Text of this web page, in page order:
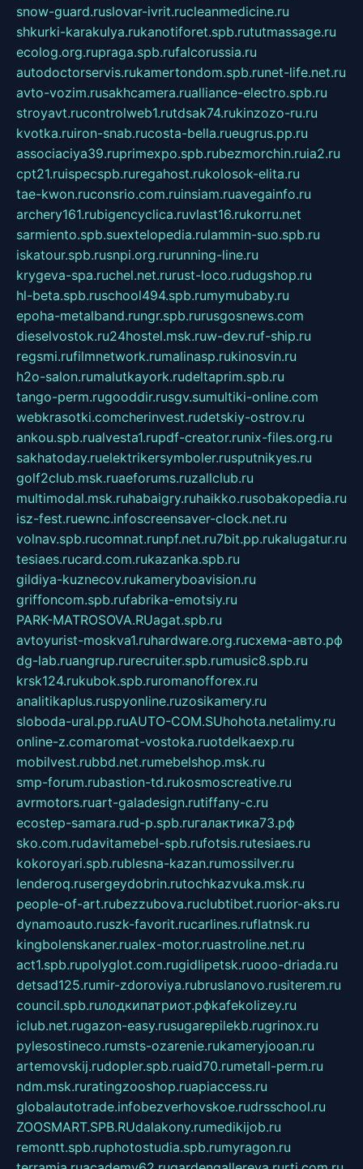
snow-guard.ruslovar-ivrit.rucleanmedicine.ru
shkurki-karakulya.rukanotiforet.spb.rututmassage.ru
ecolog.org.rupraga.spb.rufalcorussia.ru
autodoctorservis.rukamertondom.spb.runet-life.net.ru
avto-vozim.rusakhcamera.rualliance-electro.spb.ru
stroyavt.rucontrolweb1.rutdsak74.rukinzozo-ru.ru
kvotka.ruiron-snab.rucosta-bella.rueugrus.pp.ru
associaciya39.ruprimexpo.spb.rubezmorchin.ruia2.ru
cpt21.ruispecspb.ruregahost.rukolosok-elita.ru
tae-kwon.ruconsrio.com.ruinsiam.ruavegainfo.ru
archery161.rubigencyclica.ruvlast16.rukorru.net
sarmiento.spb.suextelopedia.rulammin-suo.spb.ru
iskatour.spb.rusnpi.org.rurunning-line.ru
krygeva-spa.ruchel.net.rurust-loco.rudugshop.ru
hl-beta.spb.ruschool494.spb.rumymubaby.ru
epoha-metalband.rungr.spb.rurusgosnews.com
dieselvostok.ru24hostel.msk.ruw-dev.ruf-ship.ru
regsmi.rufilmnetwork.rumalinasp.rukinosvin.ru
h2o-salon.rumalutkayork.rudeltaprim.spb.ru
tango-perm.rugooddir.rusgv.sumultiki-online.com
webkrasotki.comcherinvest.rudetskiy-ostrov.ru
ankou.spb.rualvesta1.rupdf-creator.runix-files.org.ru
sakhatoday.ruelektrikersymboler.rusputnikyes.ru
golf2club.msk.ruaeforums.ruzallclub.ru
multimodal.msk.ruhabaigry.ruhaikko.rusobakopedia.ru
isz-fest.ruewnc.infoscreensaver-clock.net.ru
volnav.spb.rucomnat.runpf.net.ru7bit.pp.rukalugatur.ru
tesiaes.rucard.com.rukazanka.spb.ru
gildiya-kuznecov.rukameryboavision.ru
griffoncom.spb.rufabrika-emotsiy.ru
PARK-MATROSOVA.RUagat.spb.ru
avtoyurist-moskva1.ruhardware.org.ruсхема-авто.рф
dg-lab.ruangrup.rurecruiter.spb.rumusic8.spb.ru
krsk124.rukubok.spb.ruromanofforex.ru
analitikaplus.ruspyonline.ruzosikamery.ru
sloboda-ural.pp.ruAUTO-COM.SUhohota.netalimy.ru
online-z.comaromat-vostoka.ruotdelkaexp.ru
mobilvest.rubbd.net.rumebelshop.msk.ru
smp-forum.rubastion-td.rukosmoscreative.ru
avrmotors.ruart-galadesign.rutiffany-c.ru
ecostep-samara.rud-p.spb.ruгалактика73.рф
sko.com.rudavitamebel-spb.rufotsis.rutesiaes.ru
kokoroyari.spb.rublesna-kazan.rumossilver.ru
lenderoq.rusergeydobrin.rutochkazvuka.msk.ru
people-of-art.rubezzubova.ruclubtibet.ruorior-aks.ru
dynamoauto.ruszk-favorit.rucarlines.ruflatnsk.ru
kingbolenskaner.rualex-motor.ruastroline.net.ru
act1.spb.rupolyglot.com.rugidlipetsk.ruooo-driada.ru
detsad125.rumir-zdoroviya.rubruslanovo.rusiterem.ru
council.spb.ruлодкипатриот.рфkafekolizey.ru
iclub.net.rugazon-easy.rusugarepilekb.rugrinox.ru
pylesostineco.rumsts-ozarenie.rukameryjooan.ru
artemovskij.rudopler.spb.ruaid70.rumetall-perm.ru
ndm.msk.ruratingzooshop.ruapiaccess.ru
globalautotrade.infobezverhovskoe.rudrsschool.ru
ZOOSMART.SPB.RUdalakony.rumedikijob.ru
remontt.spb.ruphotostudia.spb.rumyragon.ru